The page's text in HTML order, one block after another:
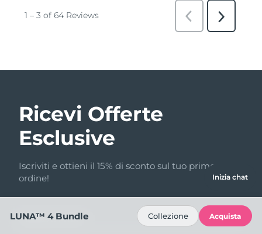
Ricevi Offerte
Esclusive
Iscriviti e ottieni il 15% di sconto sul tuo primo
ordine!
Indirizzo email
Inizia chat
LUNA™ 4 Bundle Collezione Acquista